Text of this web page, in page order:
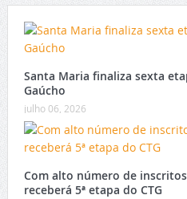
Santa Maria finaliza sexta
Gaúcho
julho 06, 2026
Com alto número de
receberá 5ª etapa do CTG